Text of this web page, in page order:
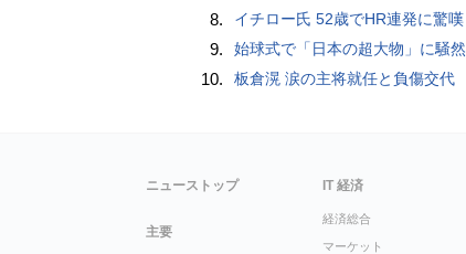
8. イチロー氏 52歳でHR連発に驚嘆
9. 始球式で「日本の超大物」に騒然
10. 板倉滉 涙の主将就任と負傷交代
ニューストップ
主要
IT 経済
経済総合
マーケット